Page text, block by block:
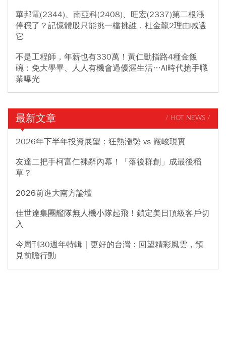
華邦電(2344)、南亞科(2408)、旺宏(2337)第二根漲
停穩了？記憶體股只能挑一檔挑誰，杜金龍2理由喊選
它
不是工程師，年薪也有330萬！黃仁勳指路4種金飯
碗：免大學畢、人人有機會過優渥生活…AI時代搶手職
業曝光
最新文章 / HOT NEWS /
2026年下半年投資展望：狂熱漲勢 vs 嚴峻現實
友達二把手柯富仁裸辭內幕！「落後群創」成最後稻
草？
2026前進大南方論壇
佳世達集團艦隊無人機小隊起飛！鎖定美日頂級客戶切
入
今周刊30週年特輯｜更好的台灣：回望精彩風雲，預
見前瞻行動